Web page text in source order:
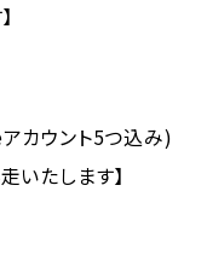
ウント5つ込み)
いたします】